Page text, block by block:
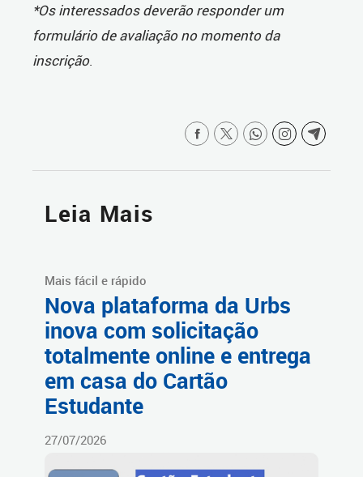
*Os interessados deverão responder um
formulário de avaliação no momento da
inscrição.
Leia Mais
Mais fácil e rápido
Nova plataforma da Urbs
inova com solicitação
totalmente online e entrega
em casa do Cartão
Estudante
27/07/2026